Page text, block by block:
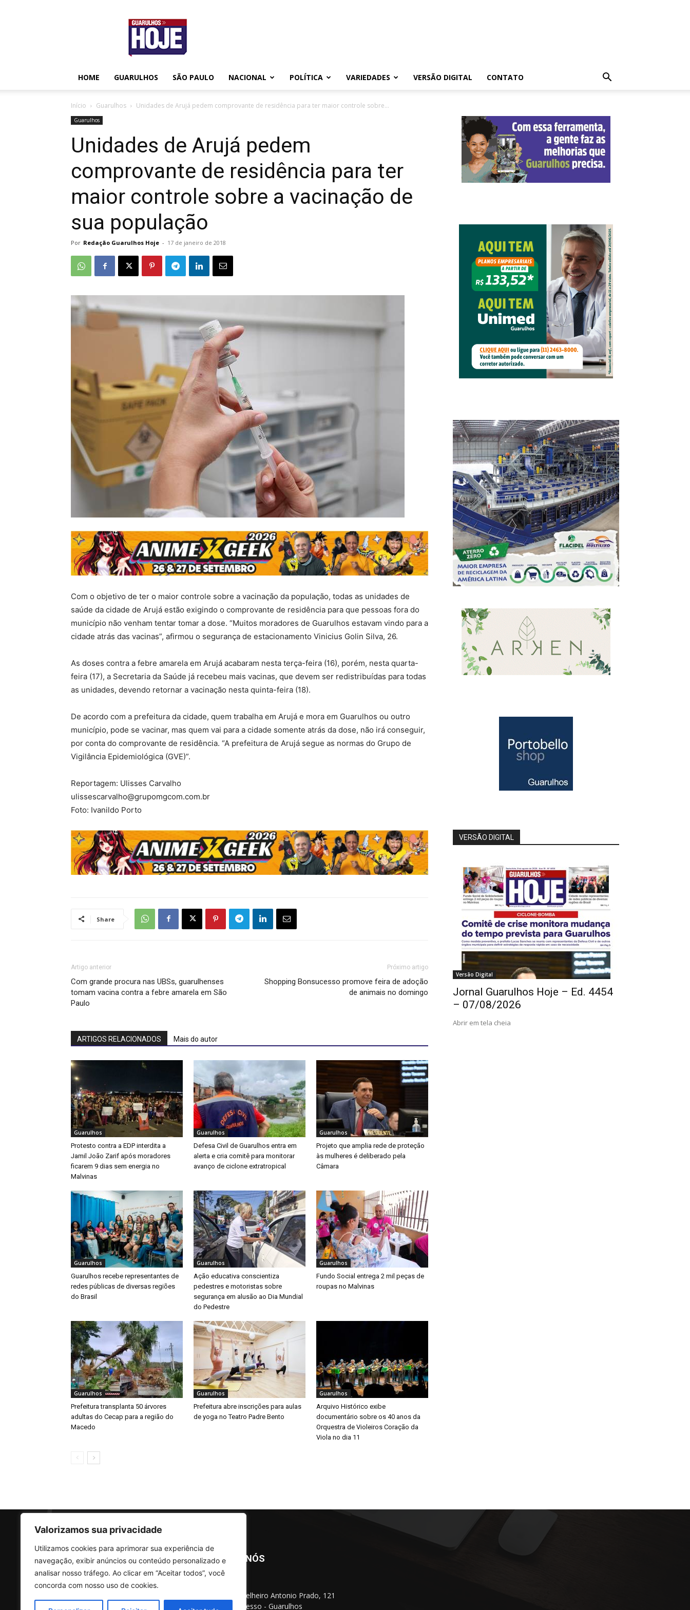
Valorizamos sua privacidade
Utilizamos cookies para aprimorar sua experiência de
navegação, exibir anúncios ou conteúdo personalizado e
analisar nosso tráfego. Ao clicar em “Aceitar todos”, você
concorda com nosso uso de cookies.
Guarulhos
Hoje
HOME GUARULHOS SÃO PAULO NACIONAL POLÍTICA VARIEDADES VERSÃO DIGITAL CONTATO
Início Guarulhos Unidades de Arujá pedem comprovante de residência para ter maior controle sobre...
Guarulhos
Unidades de Arujá pedem
comprovante de residência para ter
maior controle sobre a vacinação de
sua população
Por Redação Guarulhos Hoje - 17 de janeiro de 2018
Com o objetivo de ter o maior controle sobre a vacinação da população, todas as unidades de
saúde da cidade de Arujá estão exigindo o comprovante de residência para que pessoas fora do
município não venham tentar tomar a dose. “Muitos moradores de Guarulhos estavam vindo para a
cidade atrás das vacinas”, afirmou o segurança de estacionamento Vinicius Golin Silva, 26.
As doses contra a febre amarela em Arujá acabaram nesta terça-feira (16), porém, nesta quarta-
feira (17), a Secretaria da Saúde já recebeu mais vacinas, que devem ser redistribuídas para todas
as unidades, devendo retornar a vacinação nesta quinta-feira (18).
De acordo com a prefeitura da cidade, quem trabalha em Arujá e mora em Guarulhos ou outro
município, pode se vacinar, mas quem vai para a cidade somente atrás da dose, não irá conseguir,
por conta do comprovante de residência. “A prefeitura de Arujá segue as normas do Grupo de
Vigilância Epidemiológica (GVE)”.
Reportagem: Ulisses Carvalho
ulissescarvalho@grupomgcom.com.br
Foto: Ivanildo Porto
Share
Artigo anterior
Com grande procura nas UBSs, guarulhenses
tomam vacina contra a febre amarela em São
Paulo
Próximo artigo
Shopping Bonsucesso promove feira de adoção
de animais no domingo
ARTIGOS RELACIONADOS Mais do autor
Guarulhos
Protesto contra a EDP interdita a
Jamil João Zarif após moradores
ficarem 9 dias sem energia no
Malvinas
Guarulhos
Defesa Civil de Guarulhos entra em
alerta e cria comitê para monitorar
avanço de ciclone extratropical
Guarulhos
Projeto que amplia rede de proteção
às mulheres é deliberado pela
Câmara
Guarulhos
Guarulhos recebe representantes de
redes públicas de diversas regiões
do Brasil
Guarulhos
Ação educativa conscientiza
pedestres e motoristas sobre
segurança em alusão ao Dia Mundial
do Pedestre
Guarulhos
Fundo Social entrega 2 mil peças de
roupas no Malvinas
Guarulhos
Prefeitura transplanta 50 árvores
adultas do Cecap para a região do
Macedo
Guarulhos
Prefeitura abre inscrições para aulas
de yoga no Teatro Padre Bento
Guarulhos
Arquivo Histórico exibe
documentário sobre os 40 anos da
Orquestra de Violeiros Coração da
Viola no dia 11
VERSÃO DIGITAL
Versão Digital
Jornal Guarulhos Hoje – Ed. 4454
– 07/08/2026
Abrir em tela cheia
SOBRE NÓS
Rua Conselheiro Antonio Prado, 121
Vila Progresso - Guarulhos